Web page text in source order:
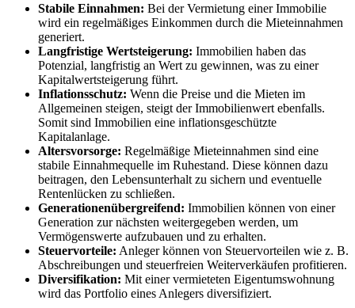
Stabile Einnahmen: Bei der Vermietung einer Immobilie
wird ein regelmäßiges Einkommen durch die Mieteinnahmen
generiert.
Langfristige Wertsteigerung: Immobilien haben das
Potenzial, langfristig an Wert zu gewinnen, was zu einer
Kapitalwertsteigerung führt.
Inflationsschutz: Wenn die Preise und die Mieten im
Allgemeinen steigen, steigt der Immobilienwert ebenfalls.
Somit sind Immobilien eine inflationsgeschützte
Kapitalanlage.
Altersvorsorge: Regelmäßige Mieteinnahmen sind eine
stabile Einnahmequelle im Ruhestand. Diese können dazu
beitragen, den Lebensunterhalt zu sichern und eventuelle
Rentenlücken zu schließen.
Generationenübergreifend: Immobilien können von einer
Generation zur nächsten weitergegeben werden, um
Vermögenswerte aufzubauen und zu erhalten.
Steuervorteile: Anleger können von Steuervorteilen wie z. B.
Abschreibungen und steuerfreien Weiterverkäufen profitieren.
Diversifikation: Mit einer vermieteten Eigentumswohnung
wird das Portfolio eines Anlegers diversifiziert.